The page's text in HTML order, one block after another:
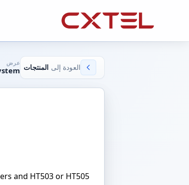
العودة إلى المنتجات عرض
and HT503 or HT505